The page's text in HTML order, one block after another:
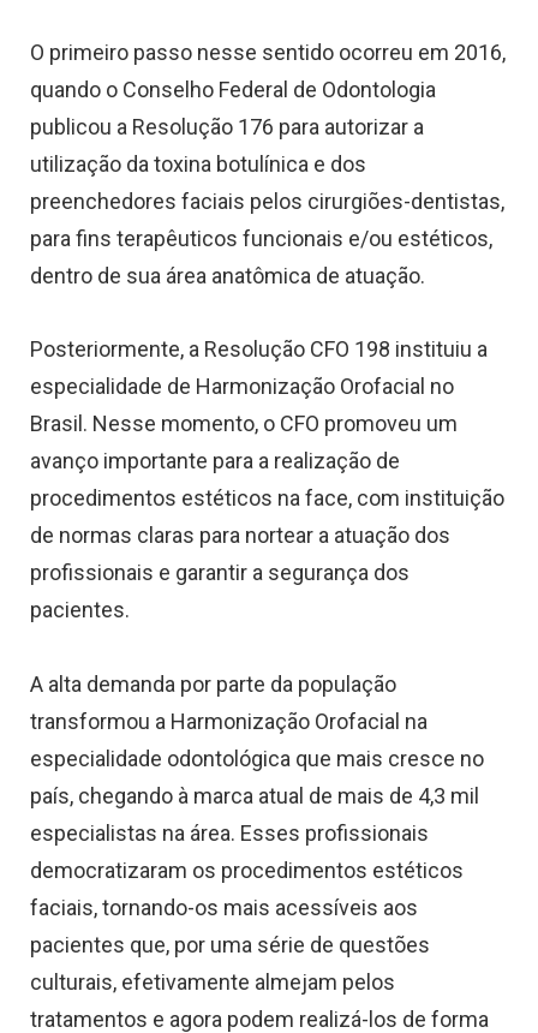
O primeiro passo nesse sentido ocorreu em 2016,
quando o Conselho Federal de Odontologia
publicou a Resolução 176 para autorizar a
utilização da toxina botulínica e dos
preenchedores faciais pelos cirurgiões-dentistas,
para fins terapêuticos funcionais e/ou estéticos,
dentro de sua área anatômica de atuação.
Posteriormente, a Resolução CFO 198 instituiu a
especialidade de Harmonização Orofacial no
Brasil. Nesse momento, o CFO promoveu um
avanço importante para a realização de
procedimentos estéticos na face, com instituição
de normas claras para nortear a atuação dos
profissionais e garantir a segurança dos
pacientes.
A alta demanda por parte da população
transformou a Harmonização Orofacial na
especialidade odontológica que mais cresce no
país, chegando à marca atual de mais de 4,3 mil
especialistas na área. Esses profissionais
democratizaram os procedimentos estéticos
faciais, tornando-os mais acessíveis aos
pacientes que, por uma série de questões
culturais, efetivamente almejam pelos
tratamentos e agora podem realizá-los de forma